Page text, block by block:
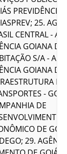
PREVIDÊNCIA -
25.
CENTRAL -
GOIANA DE
S/A -
GOIANA DE
E
-
DE
DE
29.